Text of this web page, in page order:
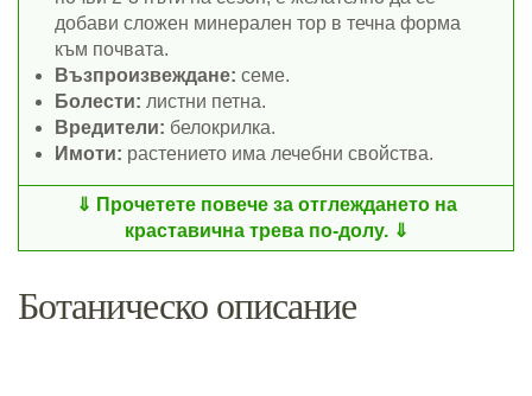
добави сложен минерален тор в течна форма
към почвата.
Възпроизвеждане: семе.
Болести: листни петна.
Вредители: белокрилка.
Имоти: растението има лечебни свойства.
Прочетете повече за отглеждането на
краставична трева по-долу.
Ботаническо описание